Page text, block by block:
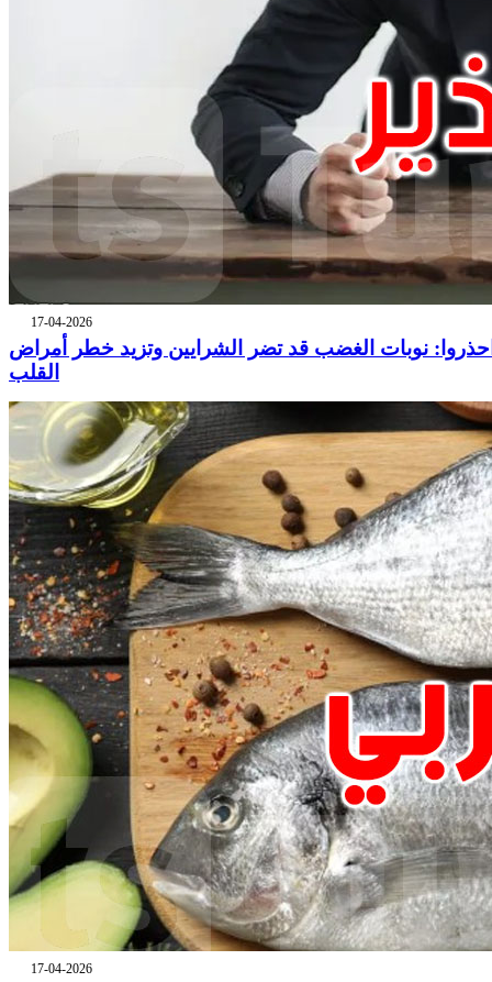
17-04-2026
نوبات الغضب قد تضر الشرايين وتزيد خطر أمراض
القلب
17-04-2026